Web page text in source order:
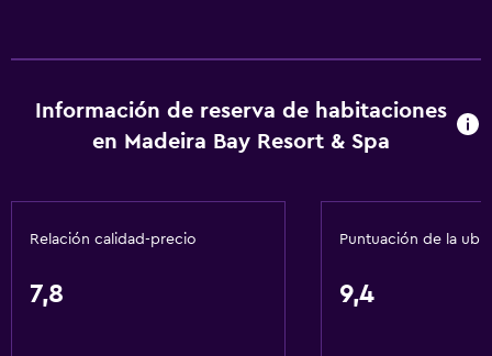
Información de reserva de habitaciones
en Madeira Bay Resort & Spa
Relación calidad-precio
7,8
Puntuación de la
9,4